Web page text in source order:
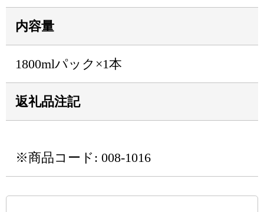
内容量
1800mlパック×1本
返礼品注記
※商品コード: 008-1016